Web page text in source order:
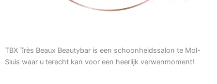
TBX Très Beaux Beautybar is een schoonheidssalon te Mol-
Sluis waar u terecht kan voor een heerlijk verwenmoment!